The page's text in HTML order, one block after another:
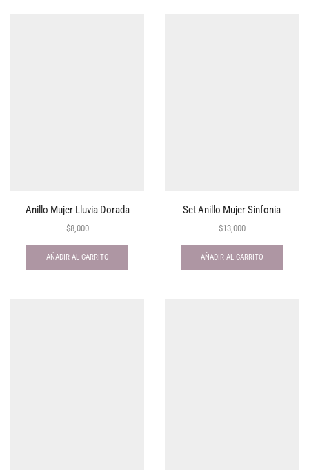
Anillo Mujer Lluvia Dorada
$8,000
AÑADIR AL CARRITO
Set Anillo Mujer Sinfonia
$13,000
AÑADIR AL CARRITO